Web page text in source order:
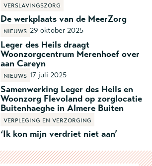
De werkplaats van de MeerZorg
Verslavingszorg
Leger des Heils draagt
Woonzorgcentrum Merenhoef over
aan Careyn
Nieuws 29 oktober 2025
Samenwerking Leger des Heils en
Woonzorg Flevoland op zorglocatie
Buitenhaeghe in Almere Buiten
Nieuws 17 juli 2025
‘Ik kon mijn verdriet niet aan’
Verpleging en verzorging